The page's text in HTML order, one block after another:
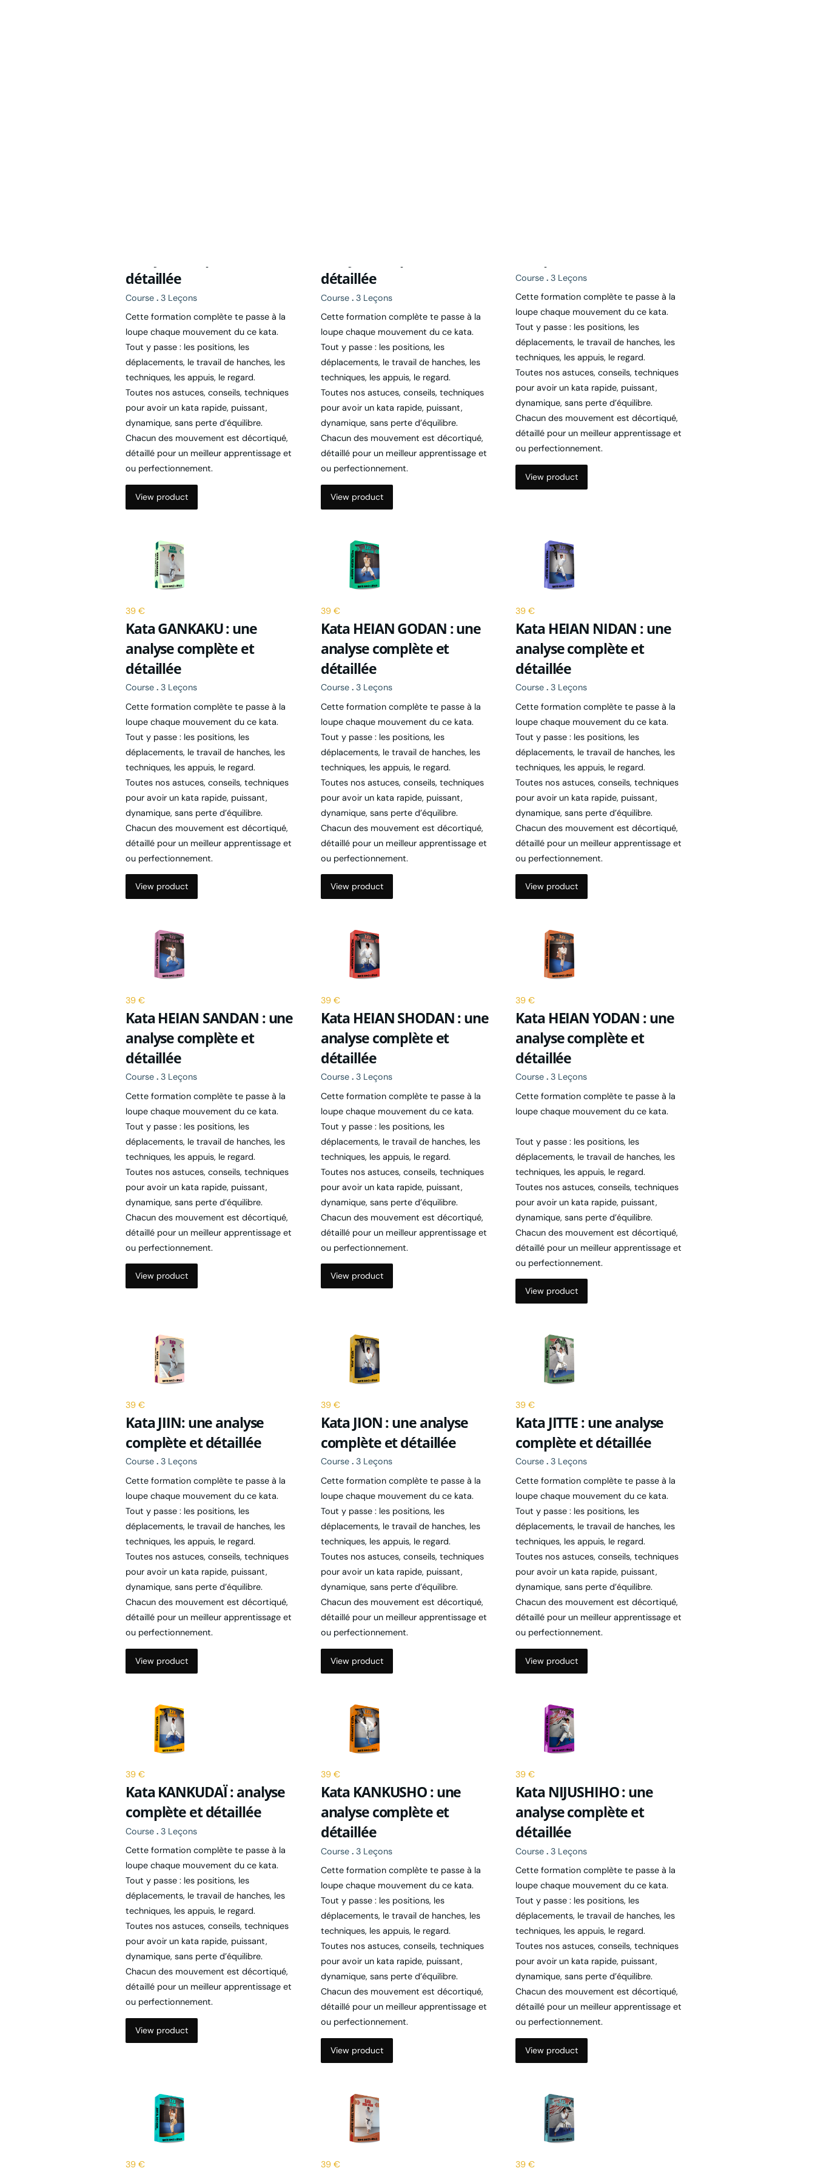
Course.
3 Leçons
Cette formation complète te passe à la
loupe chaque mouvement du ce kata.
Tout y passe : les positions, les
déplacements, le travail de hanches, les
techniques, les appuis, le regard.
Toutes nos astuces, conseils, techniques
pour avoir un kata rapide, puissant,
dynamique, sans perte d’équilibre.
Chacun des mouvement est décortiqué,
détaillé pour un meilleur apprentissage et
ou perfectionnement.
Course.
3 Leçons
Cette formation complète te passe à la
loupe chaque mouvement du ce kata.
Tout y passe : les positions, les
déplacements, le travail de hanches, les
techniques, les appuis, le regard.
Toutes nos astuces, conseils, techniques
pour avoir un kata rapide, puissant,
dynamique, sans perte d’équilibre.
Chacun des mouvement est décortiqué,
détaillé pour un meilleur apprentissage et
ou perfectionnement.
Cette formation complète te passe à la
loupe chaque mouvement du ce kata.
Tout y passe : les positions, les
déplacements, le travail de hanches, les
techniques, les appuis, le regard.
Toutes nos astuces, conseils, techniques
pour avoir un kata rapide, puissant,
dynamique, sans perte d’équilibre.
Chacun des mouvement est décortiqué,
détaillé pour un meilleur apprentissage et
ou perfectionnement.
Kata GANKAKU : une
analyse complète et
détaillée
Course.
3 Leçons
Cette formation complète te passe à la
loupe chaque mouvement du ce kata.
Tout y passe : les positions, les
déplacements, le travail de hanches, les
techniques, les appuis, le regard.
Toutes nos astuces, conseils, techniques
pour avoir un kata rapide, puissant,
dynamique, sans perte d’équilibre.
Chacun des mouvement est décortiqué,
détaillé pour un meilleur apprentissage et
ou perfectionnement.
View product
Kata HEIAN GODAN : une
analyse complète et
détaillée
Course.
3 Leçons
Cette formation complète te passe à la
loupe chaque mouvement du ce kata.
Tout y passe : les positions, les
déplacements, le travail de hanches, les
techniques, les appuis, le regard.
Toutes nos astuces, conseils, techniques
pour avoir un kata rapide, puissant,
dynamique, sans perte d’équilibre.
Chacun des mouvement est décortiqué,
détaillé pour un meilleur apprentissage et
ou perfectionnement.
View product
Kata HEIAN NIDAN : une
analyse complète et
détaillée
Course.
3 Leçons
Cette formation complète te passe à la
loupe chaque mouvement du ce kata.
Tout y passe : les positions, les
déplacements, le travail de hanches, les
techniques, les appuis, le regard.
Toutes nos astuces, conseils, techniques
pour avoir un kata rapide, puissant,
dynamique, sans perte d’équilibre.
Chacun des mouvement est décortiqué,
détaillé pour un meilleur apprentissage et
ou perfectionnement.
View product
Kata HEIAN SANDAN : une
analyse complète et
détaillée
Course.
3 Leçons
Cette formation complète te passe à la
loupe chaque mouvement du ce kata.
Tout y passe : les positions, les
déplacements, le travail de hanches, les
techniques, les appuis, le regard.
Toutes nos astuces, conseils, techniques
pour avoir un kata rapide, puissant,
dynamique, sans perte d’équilibre.
Chacun des mouvement est décortiqué,
détaillé pour un meilleur apprentissage et
ou perfectionnement.
View product
Kata HEIAN SHODAN : une
analyse complète et
détaillée
Course.
3 Leçons
Cette formation complète te passe à la
loupe chaque mouvement du ce kata.
Tout y passe : les positions, les
déplacements, le travail de hanches, les
techniques, les appuis, le regard.
Toutes nos astuces, conseils, techniques
pour avoir un kata rapide, puissant,
dynamique, sans perte d’équilibre.
Chacun des mouvement est décortiqué,
détaillé pour un meilleur apprentissage et
ou perfectionnement.
View product
Kata HEIAN YODAN : une
analyse complète et
détaillée
Course.
3 Leçons
Cette formation complète te passe à la
loupe chaque mouvement du ce kata.
déplacements, le travail de hanches, les
techniques, les appuis, le regard.
Toutes nos astuces, conseils, techniques
pour avoir un kata rapide, puissant,
dynamique, sans perte d’équilibre.
Chacun des mouvement est décortiqué,
détaillé pour un meilleur apprentissage et
ou perfectionnement.
View product
Kata JIIN: une analyse
complète et détaillée
Course.3 Leçons
Cette formation complète te passe à la
loupe chaque mouvement du ce kata.
Tout y passe : les positions, les
déplacements, le travail de hanches, les
techniques, les appuis, le regard.
Toutes nos astuces, conseils, techniques
pour avoir un kata rapide, puissant,
dynamique, sans perte d’équilibre.
Chacun des mouvement est décortiqué,
détaillé pour un meilleur apprentissage et
ou perfectionnement.
Kata JION : une analyse
complète et détaillée
Course.3 Leçons
Cette formation complète te passe à la
loupe chaque mouvement du ce kata.
Tout y passe : les positions, les
déplacements, le travail de hanches, les
techniques, les appuis, le regard.
Toutes nos astuces, conseils, techniques
pour avoir un kata rapide, puissant,
dynamique, sans perte d’équilibre.
Chacun des mouvement est décortiqué,
détaillé pour un meilleur apprentissage et
ou perfectionnement.
Kata JITTE : une analyse
complète et détaillée
Course.3 Leçons
Cette formation complète te passe à la
loupe chaque mouvement du ce kata.
Tout y passe : les positions, les
déplacements, le travail de hanches, les
techniques, les appuis, le regard.
Toutes nos astuces, conseils, techniques
pour avoir un kata rapide, puissant,
dynamique, sans perte d’équilibre.
Chacun des mouvement est décortiqué,
détaillé pour un meilleur apprentissage et
ou perfectionnement.
Kata KANKUDAÏ : analyse
complète et détaillée
Course.3 Leçons
Cette formation complète te passe à la
loupe chaque mouvement du ce kata.
Tout y passe : les positions, les
déplacements, le travail de hanches, les
techniques, les appuis, le regard.
Toutes nos astuces, conseils, techniques
pour avoir un kata rapide, puissant,
dynamique, sans perte d’équilibre.
Chacun des mouvement est décortiqué,
détaillé pour un meilleur apprentissage et
ou perfectionnement.
Kata KANKUSHO : une
analyse complète et
détaillée
Course.
3 Leçons
Cette formation complète te passe à la
loupe chaque mouvement du ce kata.
Tout y passe : les positions, les
déplacements, le travail de hanches, les
techniques, les appuis, le regard.
Toutes nos astuces, conseils, techniques
pour avoir un kata rapide, puissant,
dynamique, sans perte d’équilibre.
Chacun des mouvement est décortiqué,
détaillé pour un meilleur apprentissage et
ou perfectionnement.
Kata NIJUSHIHO : une
analyse complète et
détaillée
Course.
3 Leçons
Cette formation complète te passe à la
loupe chaque mouvement du ce kata.
Tout y passe : les positions, les
déplacements, le travail de hanches, les
techniques, les appuis, le regard.
Toutes nos astuces, conseils, techniques
pour avoir un kata rapide, puissant,
dynamique, sans perte d’équilibre.
Chacun des mouvement est décortiqué,
détaillé pour un meilleur apprentissage et
ou perfectionnement.
Kata SOCHIN : une analyse
Kata TEKKI NIDAN : une
Kata TEKKI SANDAN : une